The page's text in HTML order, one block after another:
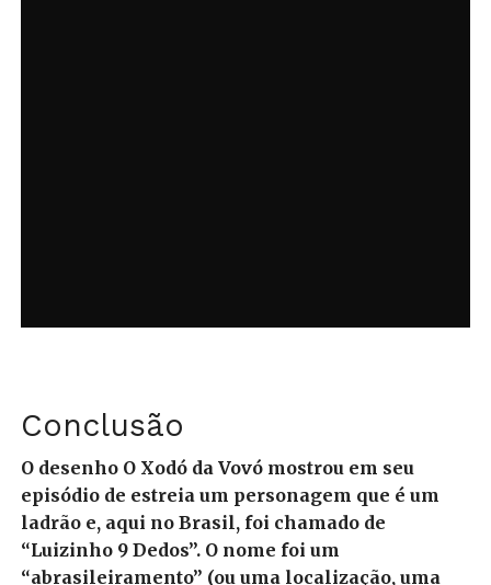
Conclusão
O desenho O Xodó da Vovó mostrou em seu
episódio de estreia um personagem que é um
ladrão e, aqui no Brasil, foi chamado de
“Luizinho 9 Dedos”. O nome foi um
“abrasileiramento” (ou uma localização, uma